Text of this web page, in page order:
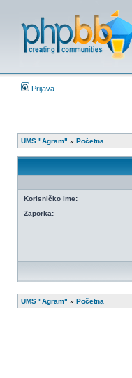
Prijava
UMS "Agram" » Početna
Korisničko ime:
Zaporka:
UMS "Agram" » Početna